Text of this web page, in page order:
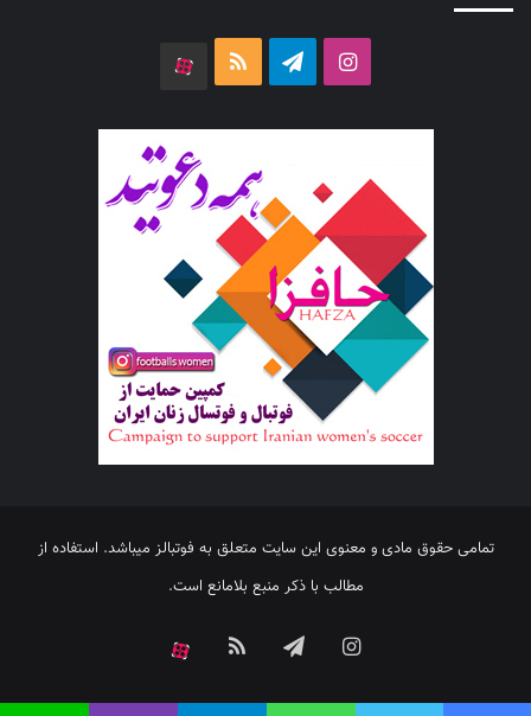
اینستاگرامتلگرام خوراک
تمامی حقوق مادی و معنوی این سایت متعلق به فوتبالز میباشد. استفاده از
مطالب با ذکر منبع بلامانع است.
اینستاگرامتلگرام خوراک